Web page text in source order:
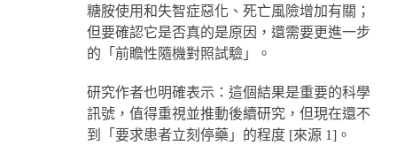
糖胺使用和失智症惡化、死亡風險增加有關；
但要確認它是否真的是原因，還需要更進一步
的「前瞻性隨機對照試驗」。
研究作者也明確表示：這個結果是重要的科學
訊號，值得重視並推動後續研究，但現在還不
到「要求患者立刻停藥」的程度 [來源 1]。